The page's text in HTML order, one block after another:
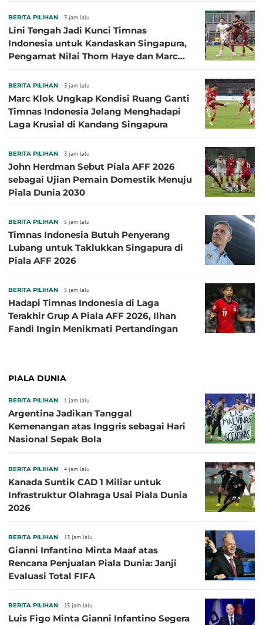
BERITA PILIHAN 3 jam lalu
Lini Tengah Jadi Kunci Timnas
Indonesia untuk Kandaskan Singapura,
Pengamat Nilai Thom Haye dan Marc
BERITA PILIHAN 3 jam lalu
Marc Klok Ungkap Kondisi Ruang Ganti
Timnas Indonesia Jelang Menghadapi
Laga Krusial di Kandang Singapura
BERITA PILIHAN 3 jam lalu
John Herdman Sebut Piala AFF 2026
sebagai Ujian Pemain Domestik Menuju
Piala Dunia 2030
BERITA PILIHAN 5 jam lalu
Timnas Indonesia Butuh Penyerang
Lubang untuk Taklukkan Singapura di
Piala AFF 2026
BERITA PILIHAN 5 jam lalu
Hadapi Timnas Indonesia di Laga
Terakhir Grup A Piala AFF 2026, Ilhan
Fandi Ingin Menikmati Pertandingan
PIALA DUNIA
BERITA PILIHAN 1 jam lalu
Argentina Jadikan Tanggal
Kemenangan atas Inggris sebagai Hari
Nasional Sepak Bola
BERITA PILIHAN 4 jam lalu
Kanada Suntik CAD 1 Miliar untuk
Infrastruktur Olahraga Usai Piala Dunia
2026
BERITA PILIHAN 13 jam lalu
Gianni Infantino Minta Maaf atas
Rencana Penjualan Piala Dunia: Janji
Evaluasi Total FIFA
BERITA PILIHAN 15 jam lalu
Luis Figo Minta Gianni Infantino Segera